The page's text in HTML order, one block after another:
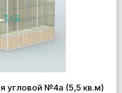
угловой №4а (5,5 кв.м)